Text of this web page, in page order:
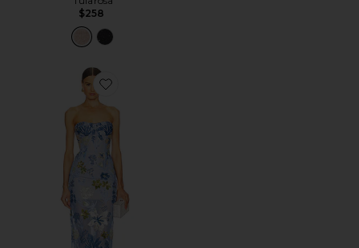
$258
Favorite Dahlia Maxi Dress